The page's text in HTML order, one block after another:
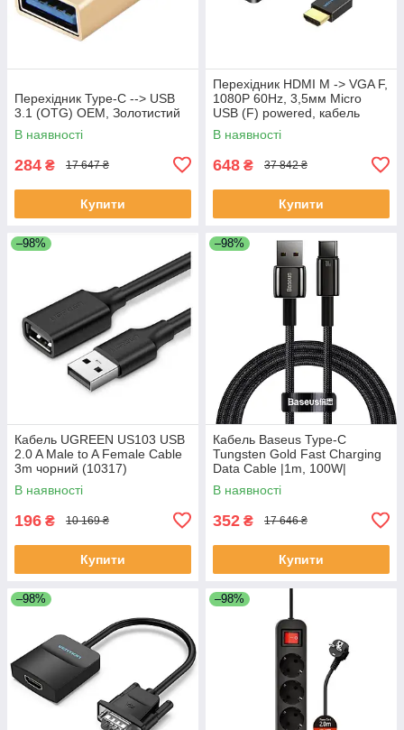
Перехідник Type-C --> USB
3.1 (OTG) OEM, Золотистий
В наявності
284 ₴ 17 647 ₴
Купити
Перехідник HDMI M -> VGA F,
1080P 60Hz, 3,5мм Micro
USB (F) powered, кабель
0,15м Vention чорний
В наявності
648 ₴ 37 842 ₴
Купити
–98%
Кабель UGREEN US103 USB
2.0 A Male to A Female Cable
3m чорний (10317)
В наявності
196 ₴ 10 169 ₴
Купити
–98%
Кабель Baseus Type-C
Tungsten Gold Fast Charging
Data Cable |1m, 100W|
В наявності
352 ₴ 17 646 ₴
Купити
–98% –98%